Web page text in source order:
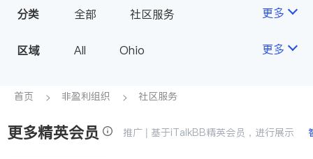
保险理财
建筑装修
养老 非盈利组织
分类 全部 社区服务 更多
区域 All Ohio 更多
首页 非盈利组织 社区服务
更多精英会员 推广 | 基于iTalkBB精英会员，进行展示